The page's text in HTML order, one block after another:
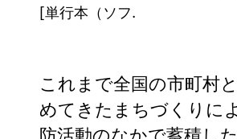
[単行本（ソフ.
これまで全国の市町村
めてきたまちづくりに
防活動のなかで蓄積し